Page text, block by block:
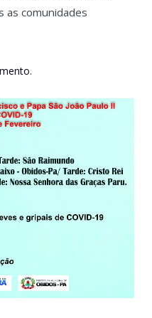
as comunidades